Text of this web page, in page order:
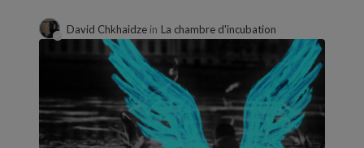
David Chkhaidze in La chambre d'incubation